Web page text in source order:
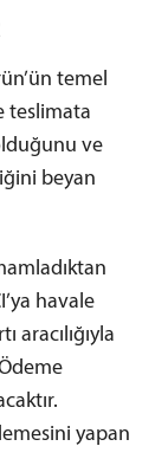
temel
teslimata
ve
beyan
havale
aracılığıyla
yapan